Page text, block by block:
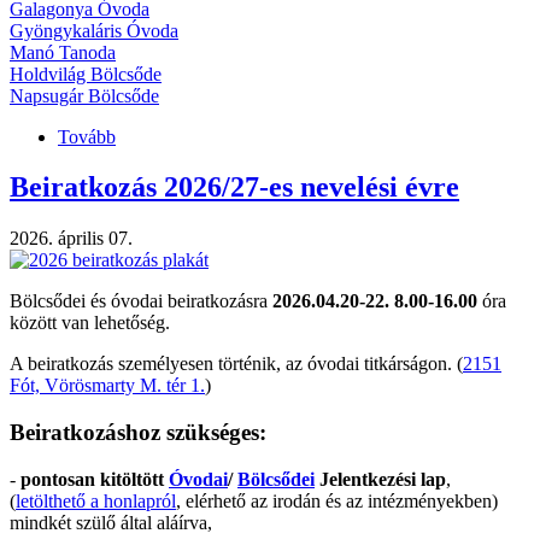
Galagonya Óvoda
Gyöngykaláris Óvoda
Manó Tanoda
Holdvilág Bölcsőde
Napsugár Bölcsőde
Tovább
2026)
Beiratkozás 2026/27-es nevelési évre
2026. április 07.
Bölcsődei és óvodai beiratkozásra 2026.04.20-22. 8.00-16.00 óra
között van lehetőség.
A beiratkozás személyesen történik, az óvodai titkárságon. (2151
Fót, Vörösmarty M. tér 1.)
Beiratkozáshoz szükséges:
- pontosan kitöltött Óvodai/Bölcsődei Jelentkezési lap,
(letölthető a honlapról, elérhető az irodán és az intézményekben)
mindkét szülő által aláírva,